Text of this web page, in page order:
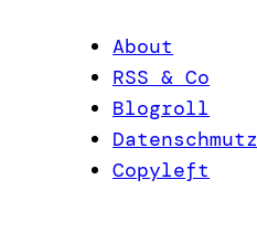
About
RSS & Co
Blogroll
Datenschmutz
Copyleft